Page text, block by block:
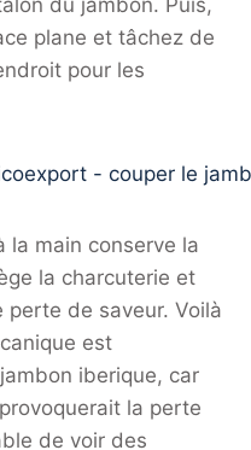
du jambon. Puis,
plane et tâchez de
pour les
la main conserve la
la charcuterie et
de saveur. Voilà
est
iberique, car
la perte
de voir des